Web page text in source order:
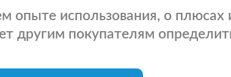
опыте использования, о плюсах
другим покупателям